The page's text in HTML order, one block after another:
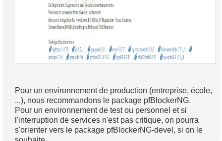
Pour un environnement de production (entreprise, école,
...), nous recommandons le package pfBlockerNG.
Pour un environnement de test ou personnel et si
l'interruption de services n'est pas critique, on pourra
s'orienter vers le package pfBlockerNG-devel, si on le